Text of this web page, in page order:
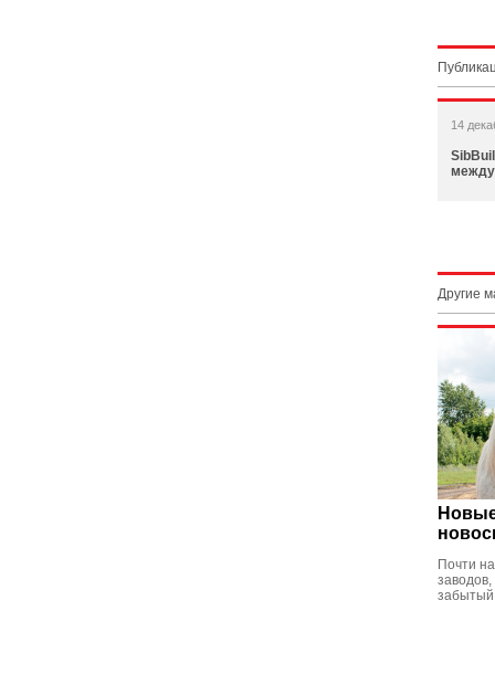
14
Другие
Почти
забытый